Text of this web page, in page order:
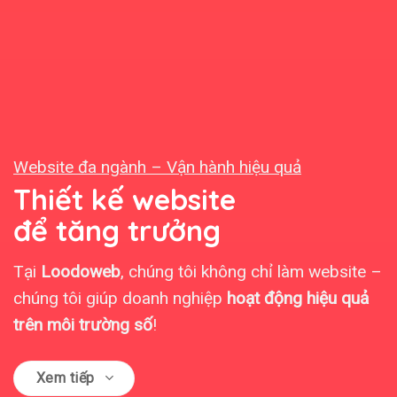
Website đa ngành – Vận hành hiệu quả
Thiết kế website
để tăng trưởng
Tại Loodoweb, chúng tôi không chỉ làm website –
chúng tôi giúp doanh nghiệp hoạt động hiệu quả
trên môi trường số!
Xem tiếp